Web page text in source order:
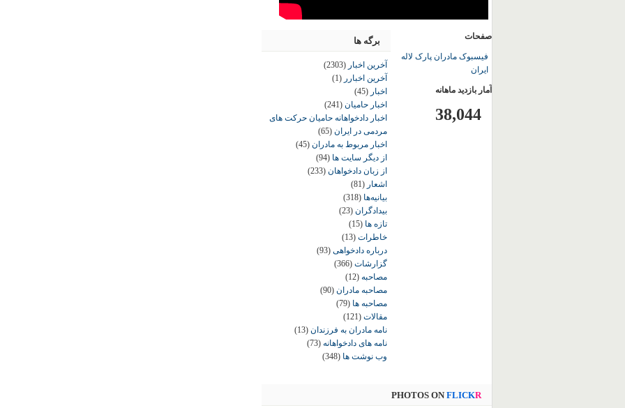
برگه ها
آخرین اخبار (2303)
آخرین اخبارر (1)
اخبار (45)
اخبار حامیان (241)
اخبار دادخواهانه حامیان حرکت های
مردمی در ایران (65)
اخبار مربوط به مادران (45)
از دیگر سایت ها (94)
از زبان دادخواهان (233)
اشعار (81)
بیانیه‌ها (318)
بیدادگران (23)
تازه ها (15)
خاطرات (13)
درباره دادخواهی (93)
گزارشات (366)
مصاحبه (12)
مصاحبه مادران (90)
مصاحبه ها (79)
مقالات (121)
نامه مادران به فرزندان (13)
نامه های دادخواهانه (73)
وب نوشت ها (348)
صفحات
فیسبوک مادران پارک لاله
ایران
آمار بازدید ماهانه
38,044
PHOTOS ON FLICKR